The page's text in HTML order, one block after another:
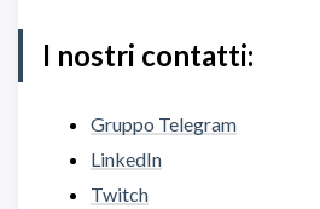
I nostri contatti:
Gruppo Telegram
LinkedIn
Twitch